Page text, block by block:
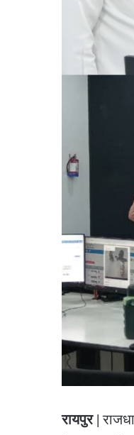
रायपुर |